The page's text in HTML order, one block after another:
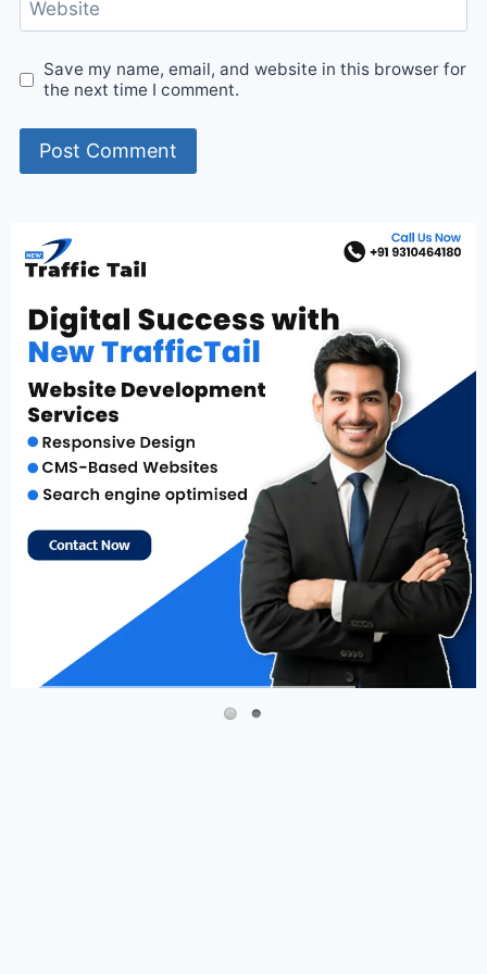
Website
Save my name, email, and website in this browser for
the next time I comment.